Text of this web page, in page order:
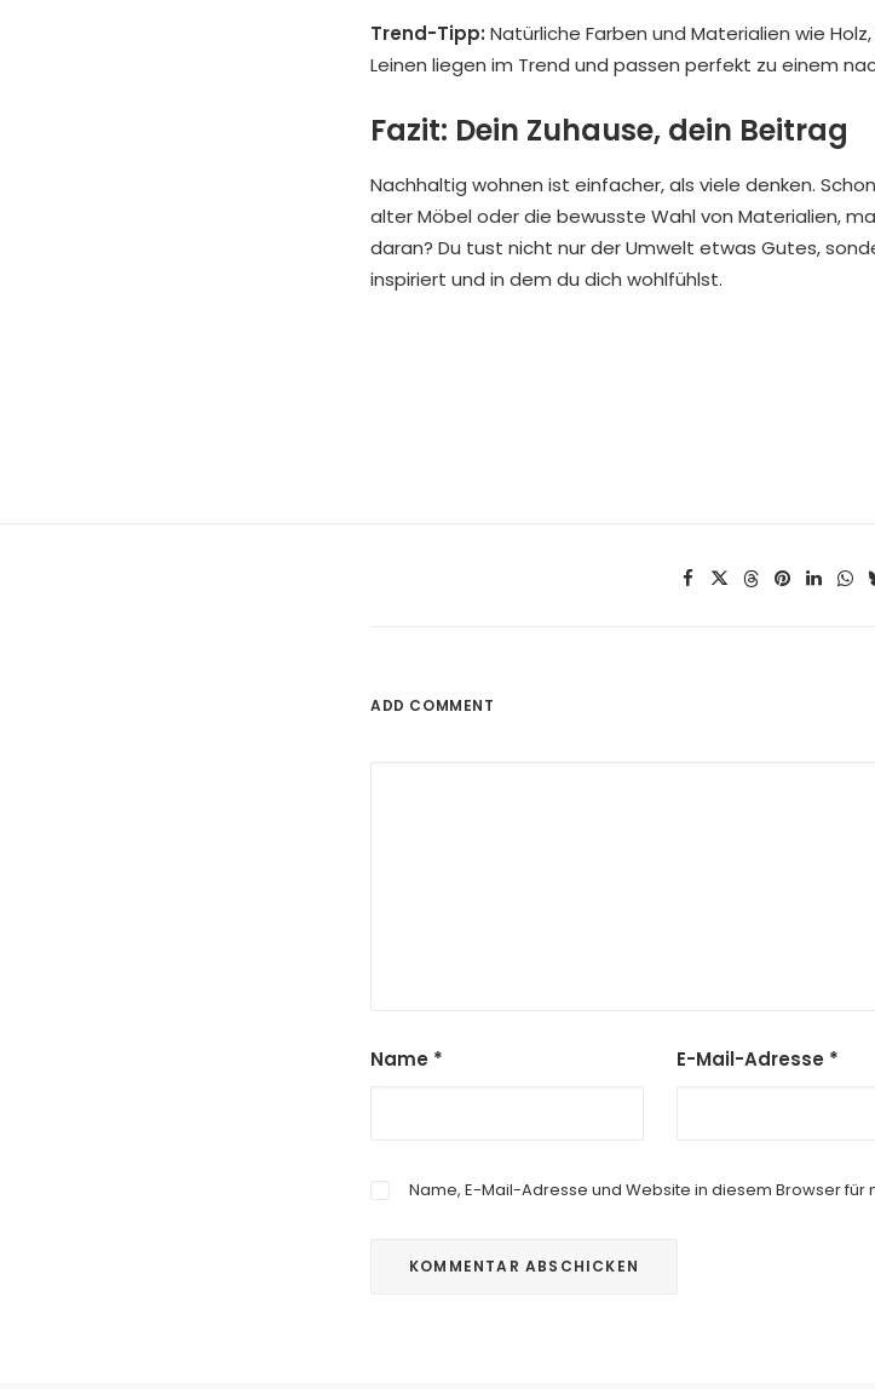
Trend-Tipp: Natürliche Farben und Materialien wie
Leinen liegen im Trend und passen perfekt zu einem
Fazit: Dein Zuhause, dein Beitrag
Nachhaltig wohnen ist einfacher, als viele denken.
alter Möbel oder die bewusste Wahl von Materialien,
daran? Du tust nicht nur der Umwelt etwas Gutes,
inspiriert und in dem du dich wohlfühlst.
ADD COMMENT
Name * E-Mail-Adresse *
Name, E-Mail-Adresse und Website in diesem Browser